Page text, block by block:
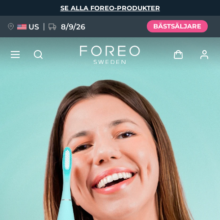
SE ALLA FOREO-PRODUKTER
US 8/9/26 BÄSTSÄLJARE
Användarprofil
Mina enheter
Mina beställningar
Mina adresser
Mina prenumerationer
FAQ™ Pure Beauty-Tech Elixir
BREAKING NEWS
issa™ Teeth Whitening Set
Deutsch
Español
Français
Italiano
Português
Svenska
Русский
简体中文 繁體中文